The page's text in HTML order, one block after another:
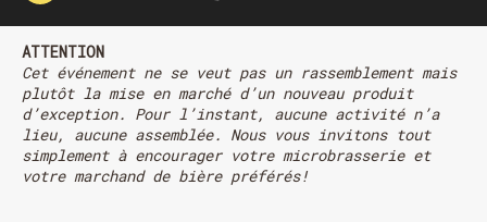
ATTENTION
Cet événement ne se veut pas un rassemblement mais
plutôt la mise en marché d’un nouveau produit
d’exception. Pour l’instant, aucune activité n’a
lieu, aucune assemblée. Nous vous invitons tout
simplement à encourager votre microbrasserie et
votre marchand de bière préférés!